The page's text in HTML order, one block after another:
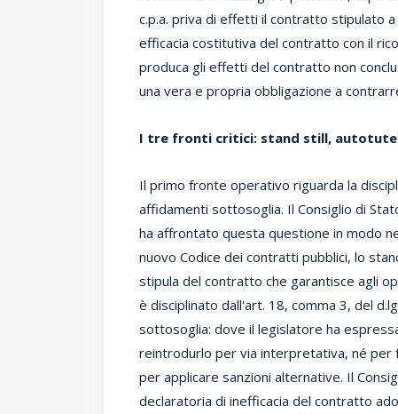
c.p.a. priva di effetti il contratto stipulato
efficacia costitutiva del contratto con il
produca gli effetti del contratto non
una vera e propria obbligazione a
I tre fronti critici: stand still,
Il primo fronte operativo riguarda la
affidamenti sottosoglia. Il Consiglio di
ha affrontato questa questione in modo
nuovo Codice dei contratti pubblici, lo
stipula del contratto che garantisce agli
è disciplinato dall'art. 18, comma 3, del
sottosoglia: dove il legislatore ha
reintrodurlo per via interpretativa, né per
per applicare sanzioni alternative. Il
declaratoria di inefficacia del contratto